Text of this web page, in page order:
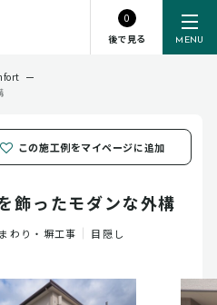
MENU
0
後で見る
ー
この施工例をマイページに追加
飾ったモダンな外構
わり・塀工事 目隠し